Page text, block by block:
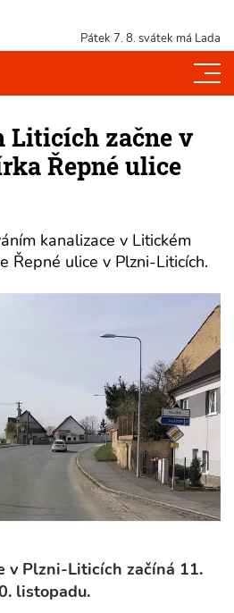
Pátek 7. 8. svátek má Lada
Liticích začne v
Řepné ulice
kanalizace v Litickém
Řepné ulice v Plzni-Liticích.
v Plzni-Liticích začíná 11.
listopadu.